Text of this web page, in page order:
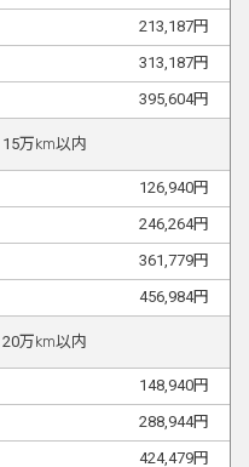
213,187円
313,187円
395,604円
15万km以内
126,940円
246,264円
361,779円
456,984円
20万km以内
148,940円
288,944円
424,479円